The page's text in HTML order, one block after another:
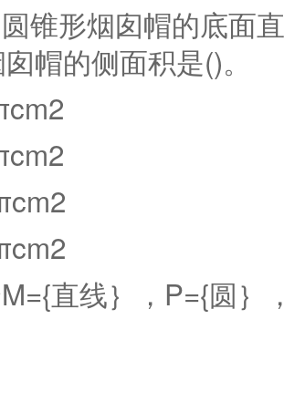
锥形烟囱帽的底面
帽的侧面积是()。
直线｝，P={圆